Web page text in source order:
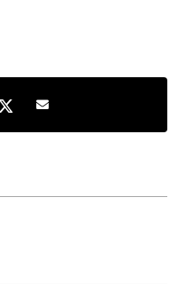
Facebookon Twitter
Share by e-mail